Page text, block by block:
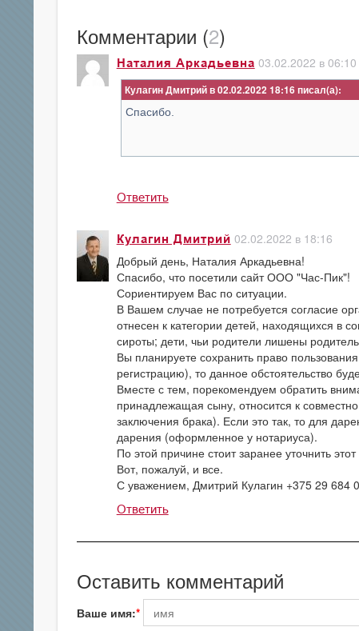
Комментарии (2)
Наталия Аркадьевна 03.02.2022 в 06:10
Кулагин Дмитрий в 02.02.2022 18:16
Спасибо.
Ответить
Кулагин Дмитрий 02.02.2022 в 18:16
Добрый день, Наталия Аркадьевна!
Спасибо, что посетили сайт ООО "Час-Пик"!
Сориентируем Вас по ситуации.
В Вашем случае не потребуется согласие
отнесен к категории детей, находящихся в
сироты; дети, чьи родители лишены
Вы планируете сохранить право
регистрацию), то данное обстоятельство
Вместе с тем, порекомендуем обратить
принадлежащая сыну, относится к
заключения брака). Если это так, то для
дарения (оформленное у нотариуса).
По этой причине стоит заранее уточнить
Вот, пожалуй, и все.
С уважением, Дмитрий Кулагин +375 29 684
Ответить
Оставить комментарий
Ваше имя: